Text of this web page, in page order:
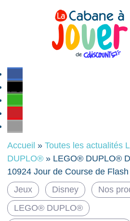
Accueil » Toutes les actualités
DUPLO® » LEGO® DUPLO®
10924 Jour de Course de
Jeux
Disney
Nos
LEGO® DUPLO®